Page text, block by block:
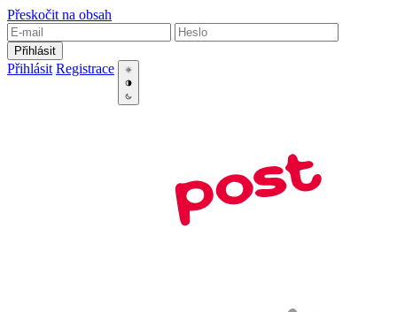
Přeskočit na obsah
Přihlásit
Přihlásit Registrace